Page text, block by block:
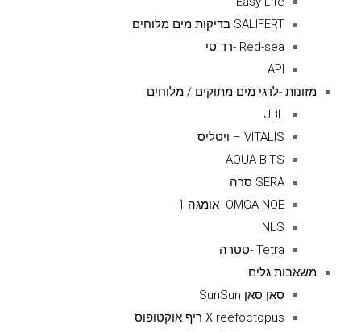
SALIFERT בדיקות מים מלוחים
Red-sea -רד סי
API
מזונות -לדגי מים מתוקים / מלוחים
JBL
VITALIS – ויטליס
AQUA BITS
SERA סרה
OMGA NOE -אומגה 1
NLS
Tetra -טטרה
משאבות גלים
סאן סאן SunSun
X reefoctopus ריף אוקטופוס